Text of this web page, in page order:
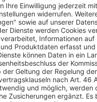
38 Angebote p.P.
45 Angebote p.P.
Griechenland (4)
16 Angebote p.P. ab €